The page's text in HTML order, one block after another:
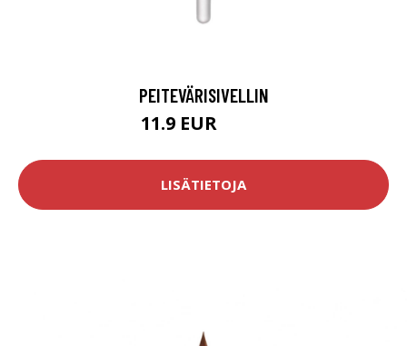
PEITEVÄRISIVELLIN
11.9 EUR
LISÄTIETOJA